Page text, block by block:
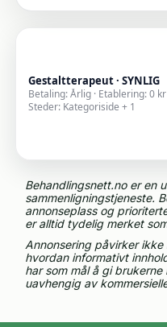
Gestaltterapeut· SYNLIG
Betaling:Årlig· Etablering:0kr
Steder: Kategoriside + 1
Behandlingsnett.no er en
sammenligningstjeneste.
annonseplass og
er alltid tydelig merket
Annonsering påvirker
hvordan informativt
har som mål å gi
uavhengig av